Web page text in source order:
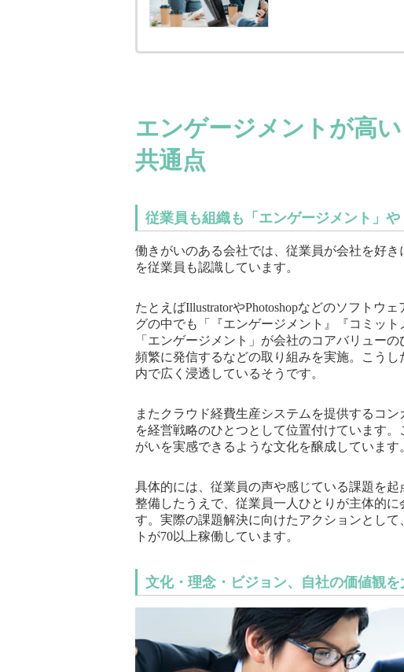
エンゲージメントが高
共通点
従業員も組織も「エンゲージメント」
働きがいのある会社では、従業員が会社を好
を従業員も認識しています。
たとえばIllustratorやPhotoshopなどのソフトウ
グの中でも「『エンゲージメント』『コミッ
「エンゲージメント」が会社のコアバリュー
頻繁に発信するなどの取り組みを実施。こう
内で広く浸透しているそうです。
またクラウド経費生産システムを提供するコ
を経営戦略のひとつとして位置付けています
がいを実感できるような文化を醸成しています
具体的には、従業員の声や感じている課題を
整備したうえで、従業員一人ひとりが主体的
す。実際の課題解決に向けたアクションとし
トが70以上稼働しています。
文化・理念・ビジョン、自社の価値観を